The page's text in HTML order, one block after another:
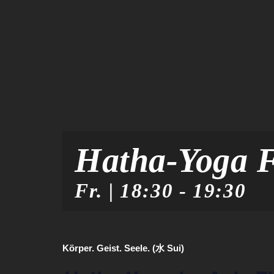
Hatha-Yoga
Fr. | 18:30 - 19:30
Körper. Geist. Seele. (水 Sui)